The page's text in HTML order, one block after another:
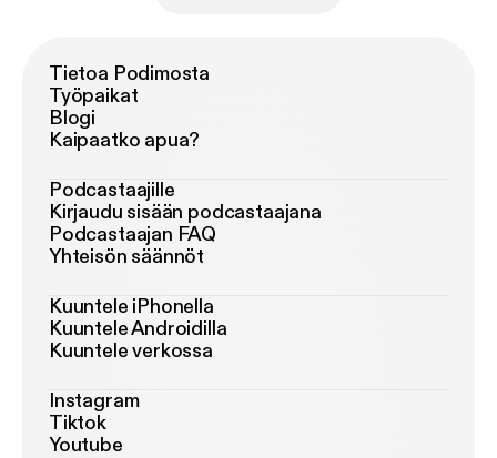
Tietoa Podimosta
Työpaikat
Blogi
Kaipaatko apua?
Podcastaajille
Kirjaudu sisään podcastaajana
Podcastaajan FAQ
Yhteisön säännöt
Kuuntele iPhonella
Kuuntele Androidilla
Kuuntele verkossa
Instagram
Tiktok
Youtube